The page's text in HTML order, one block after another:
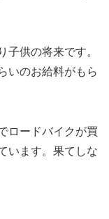
子供の将来です。
いのお給料がもら
ロードバイクが買
います。果てしな